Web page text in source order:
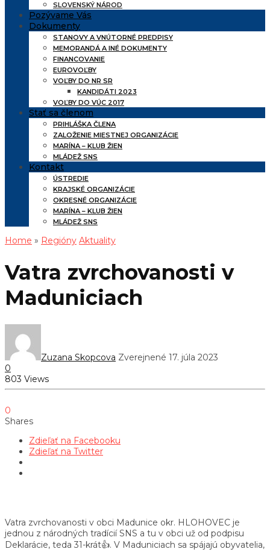
SLOVENSKÝ NÁROD
Pozývame Vás
Dokumenty
STANOVY A VNÚTORNÉ PREDPISY
MEMORANDÁ A INÉ DOKUMENTY
FINANCOVANIE
EUROVOĽBY
VOĽBY DO NR SR
KANDIDÁTI 2023
VOĽBY DO VÚC 2017
Stať sa členom
PRIHLÁŠKA ČLENA
ZALOŽENIE MIESTNEJ ORGANIZÁCIE
MARÍNA – KLUB ŽIEN
MLÁDEŽ SNS
Kontakt
ÚSTREDIE
KRAJSKÉ ORGANIZÁCIE
OKRESNÉ ORGANIZÁCIE
MARÍNA – KLUB ŽIEN
MLÁDEŽ SNS
Home » Regióny Aktuality
Vatra zvrchovanosti v
Maduniciach
Zuzana Skopcova Zverejnené 17. júla 2023
0
803 Views
0
Shares
Zdieľať na Facebooku
Zdieľať na Twitter
Vatra zvrchovanosti v obci Madunice okr. HLOHOVEC je
jednou z národných tradícií SNS a tu v obci už od podpisu
Deklarácie, teda 31-krát👍. V Maduniciach sa spájajú obyvatelia,